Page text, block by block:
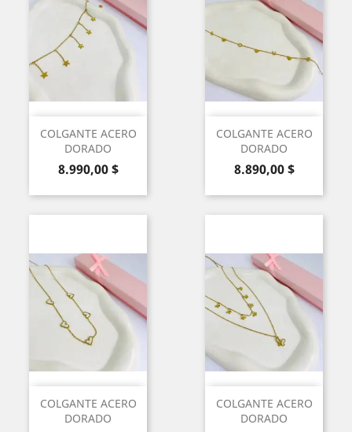
COLGANTE ACERO
DORADO
Precio
8.990,00 $
COLGANTE ACERO
DORADO
Precio
8.890,00 $
COLGANTE ACERO
DORADO
COLGANTE ACERO
DORADO